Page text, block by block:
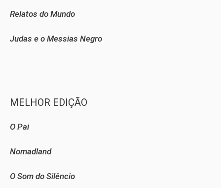
Relatos do Mundo
Judas e o Messias Negro
MELHOR EDIÇÃO
O Pai
Nomadland
O Som do Silêncio